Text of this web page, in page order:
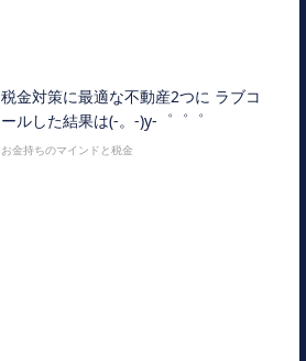
税金対策に最適な不動産2つに ラブコ
ールした結果は(-。-)y-゜゜゜
お金持ちのマインドと税金